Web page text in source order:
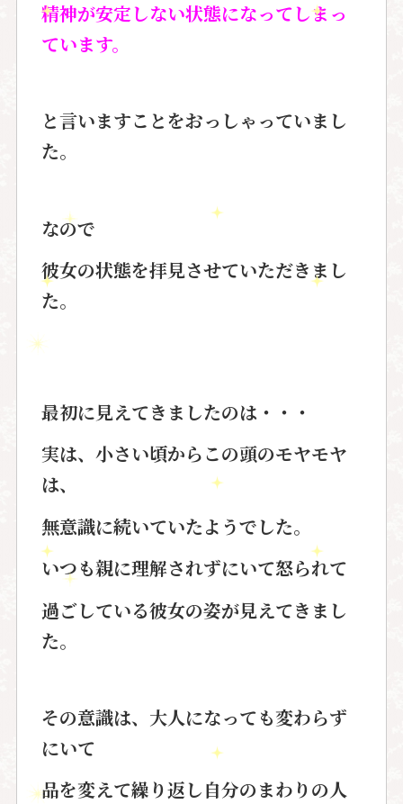
精神が安定しない状態になってしまっ
ています。
と言いますことをおっしゃっていまし
た。
なので
彼女の状態を拝見させていただきまし
た。
最初に見えてきましたのは・・・
実は、小さい頃からこの頭のモヤモヤ
は、
無意識に続いていたようでした。
いつも親に理解されずにいて怒られて
過ごしている彼女の姿が見えてきまし
た。
その意識は、大人になっても変わらず
にいて
品を変えて繰り返し自分のまわりの人